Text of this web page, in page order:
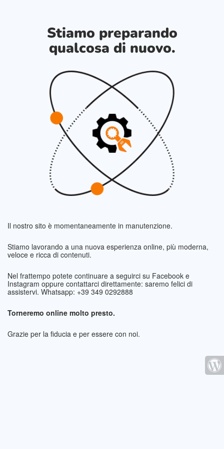
Stiamo preparando
qualcosa di nuovo.
Il nostro sito è momentaneamente in manutenzione.
Stiamo lavorando a una nuova esperienza online, più moderna,
veloce e ricca di contenuti.
Nel frattempo potete continuare a seguirci su Facebook e
Instagram oppure contattarci direttamente: saremo felici di
assistervi. Whatsapp: +39 349 0292888
Torneremo online molto presto.
Grazie per la fiducia e per essere con noi.